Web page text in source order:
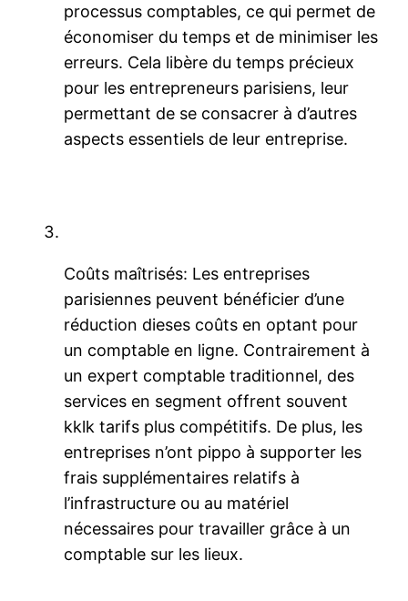
processus comptables, ce qui permet de
économiser du temps et de minimiser les
erreurs. Cela libère du temps précieux
pour les entrepreneurs parisiens, leur
permettant de se consacrer à d’autres
aspects essentiels de leur entreprise.
Coûts maîtrisés: Les entreprises
parisiennes peuvent bénéficier d’une
réduction dieses coûts en optant pour
un comptable en ligne. Contrairement à
un expert comptable traditionnel, des
services en segment offrent souvent
kklk tarifs plus compétitifs. De plus, les
entreprises n’ont pippo à supporter les
frais supplémentaires relatifs à
l’infrastructure ou au matériel
nécessaires pour travailler grâce à un
comptable sur les lieux.